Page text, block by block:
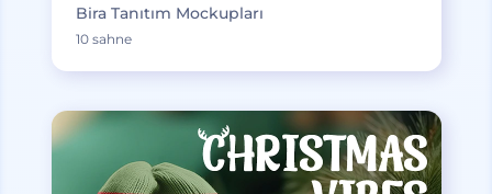
Bira Tanıtım Mockupları
10 sahne